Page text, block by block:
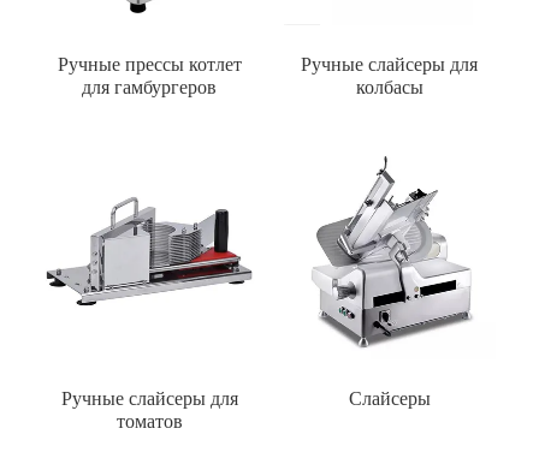
Ручные прессы котлет
для гамбургеров
Ручные слайсеры для
колбасы
Ручные слайсеры для
томатов
Слайсеры